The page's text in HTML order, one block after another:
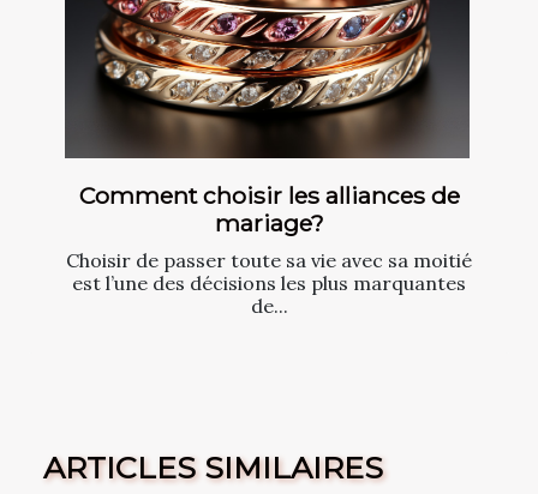
Comment choisir les alliances de
mariage?
Choisir de passer toute sa vie avec sa moitié
est l’une des décisions les plus marquantes
de...
ARTICLES SIMILAIRES